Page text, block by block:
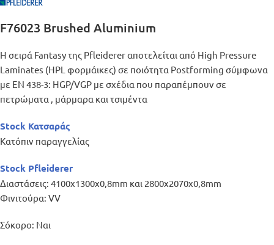
F76023 Brushed Aluminium
Η σειρά Fantasy της Pfleiderer αποτελείται από High Pressure
Laminates (HPL φορμάικες) σε ποιότητα Postforming σύμφωνα
με EN 438-3: HGP/VGP με σχέδια που παραπέμπουν σε
πετρώματα , μάρμαρα και τσιμέντα
Stock Κατσαράς
Κατόπιν παραγγελίας
Stock Pfleiderer
Διαστάσεις: 4100x1300x0,8mm και 2800x2070x0,8mm
Φινιτούρα: VV
Σόκορο: Ναι